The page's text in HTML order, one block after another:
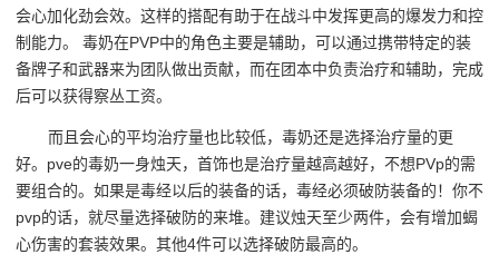
会心加化劲会效。这样的搭配有助于在战斗中发挥更高的爆发力和控
制能力。 毒奶在PVP中的角色主要是辅助，可以通过携带特定的装
备牌子和武器来为团队做出贡献，而在团本中负责治疗和辅助，完成
后可以获得察丛工资。
而且会心的平均治疗量也比较低，毒奶还是选择治疗量的更
好。pve的毒奶一身烛天，首饰也是治疗量越高越好，不想PVp的需
要组合的。如果是毒经以后的装备的话，毒经必须破防装备的！你不
pvp的话，就尽量选择破防的来堆。建议烛天至少两件，会有增加蝎
心伤害的套装效果。其他4件可以选择破防最高的。